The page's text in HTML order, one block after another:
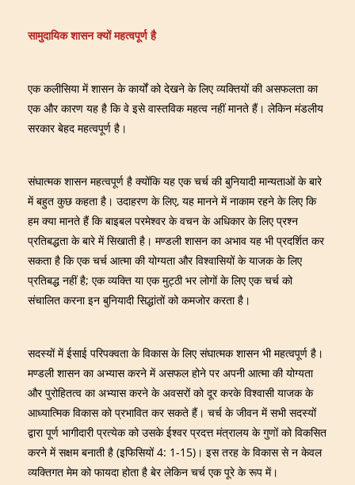
सामुदायिक शासन क्यों महत्वपूर्ण है
एक कलीसिया में शासन के कार्यों को देखने के लिए व्यक्तियों की असफलता का
एक और कारण यह है कि वे इसे वास्तविक महत्व नहीं मानते हैं। लेकिन मंडलीय
सरकार बेहद महत्वपूर्ण है।
संघात्मक शासन महत्वपूर्ण है क्योंकि यह एक चर्च की बुनियादी मान्यताओं के बारे
में बहुत कुछ कहता है। उदाहरण के लिए, यह मानने में नाकाम रहने के लिए कि
हम क्या मानते हैं कि बाइबल परमेश्वर के वचन के अधिकार के लिए प्रश्न
प्रतिबद्धता के बारे में सिखाती है। मण्डली शासन का अभाव यह भी प्रदर्शित कर
सकता है कि एक चर्च आत्मा की योग्यता और विश्वासियों के याजक के लिए
प्रतिबद्ध नहीं है; एक व्यक्ति या एक मुट्ठी भर लोगों के लिए एक चर्च को
संचालित करना इन बुनियादी सिद्धांतों को कमजोर करता है।
सदस्यों में ईसाई परिपक्वता के विकास के लिए संघात्मक शासन भी महत्वपूर्ण है।
मण्डली शासन का अभ्यास करने में असफल होने पर अपनी आत्मा की योग्यता
और पुरोहितत्व का अभ्यास करने के अवसरों को दूर करके विश्वासी याजक के
आध्यात्मिक विकास को प्रभावित कर सकते हैं। चर्च के जीवन में सभी सदस्यों
द्वारा पूर्ण भागीदारी प्रत्येक को उसके ईश्वर प्रदत्त मंत्रालय के गुणों को विकसित
करने में सक्षम बनाती है (इफिसियों 4: 1-15)। इस तरह के विकास से न केवल
व्यक्तिगत मेम को फायदा होता है बेर लेकिन चर्च एक पूरे के रूप में।